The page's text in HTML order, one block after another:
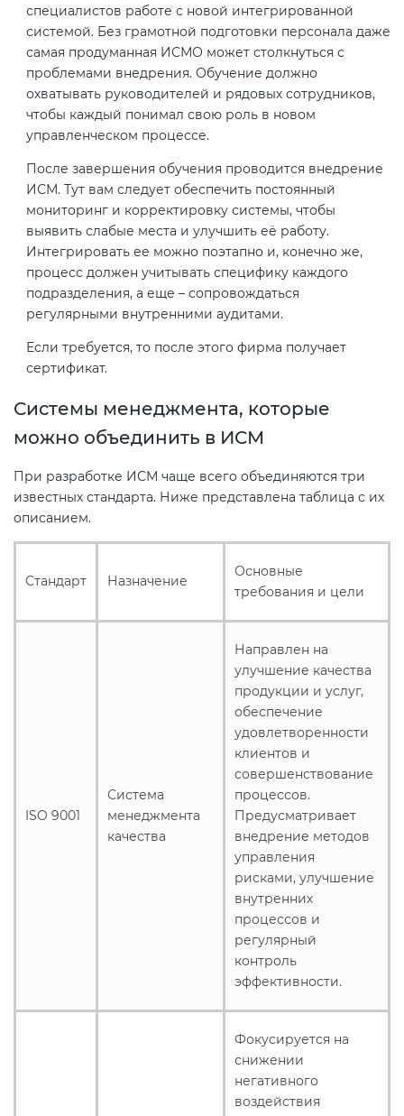
специалистов работе с новой интегрированной
системой. Без грамотной подготовки персонала даже
самая продуманная ИСМО может столкнуться с
проблемами внедрения. Обучение должно
охватывать руководителей и рядовых сотрудников,
чтобы каждый понимал свою роль в новом
управленческом процессе.
После завершения обучения проводится внедрение
ИСМ. Тут вам следует обеспечить постоянный
мониторинг и корректировку системы, чтобы
выявить слабые места и улучшить её работу.
Интегрировать ее можно поэтапно и, конечно же,
процесс должен учитывать специфику каждого
подразделения, а еще – сопровождаться
регулярными внутренними аудитами.
Если требуется, то после этого фирма получает
сертификат.
Системы менеджмента, которые
можно объединить в ИСМ
При разработке ИСМ чаще всего объединяются три
известных стандарта. Ниже представлена таблица с их
описанием.
Стандарт Назначение
Основные
требования и цели
ISO 9001
Система
менеджмента
качества
Направлен на
улучшение качества
продукции и услуг,
обеспечение
удовлетворенности
клиентов и
совершенствование
процессов.
Предусматривает
внедрение методов
управления
рисками, улучшение
внутренних
процессов и
регулярный
контроль
эффективности.
Фокусируется на
снижении
негативного
воздействия